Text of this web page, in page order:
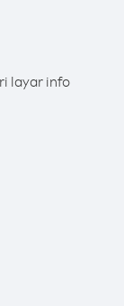
layar info